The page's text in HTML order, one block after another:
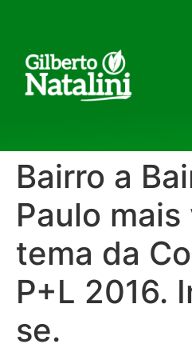
Bairro a
Paulo
tema da
P+L 2016.
se.